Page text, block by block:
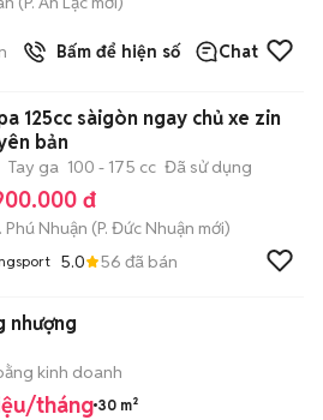
Bấm để hiện số Chat
125cc sàigòn ngay chủ xe zin
bản
Tay ga 100 - 175 cc Đã sử dụng
đ
Phú Nhuận (P. Đức Nhuận mới)
5.0 56 đã bán
nhượng
kinh doanh
tháng 30 m²